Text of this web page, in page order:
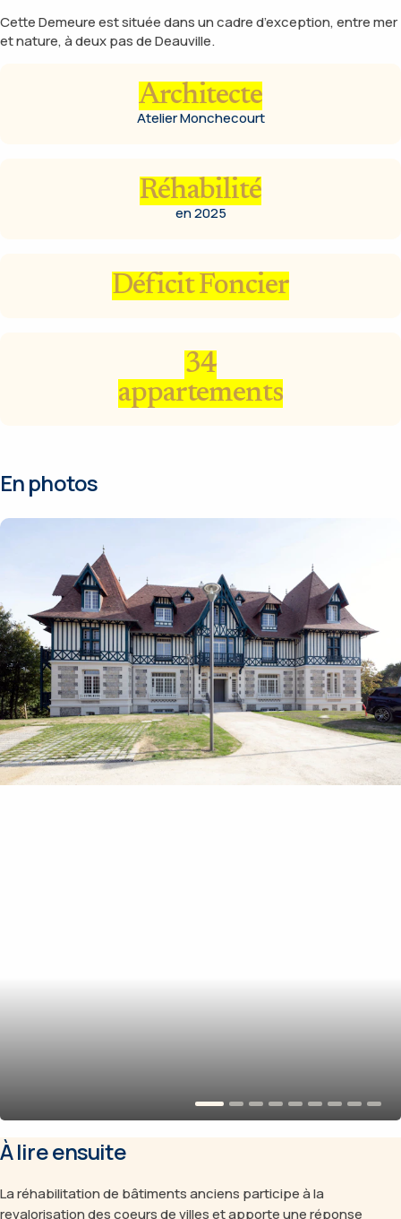
Cette Demeure est située dans un cadre d’exception, entre mer
et nature, à deux pas de Deauville.
Architecte
Atelier Monchecourt
Réhabilité
en 2025
Déficit Foncier
34
appartements
En photos
À lire ensuite
La réhabilitation de bâtiments anciens participe à la
revalorisation des coeurs de villes et apporte une réponse